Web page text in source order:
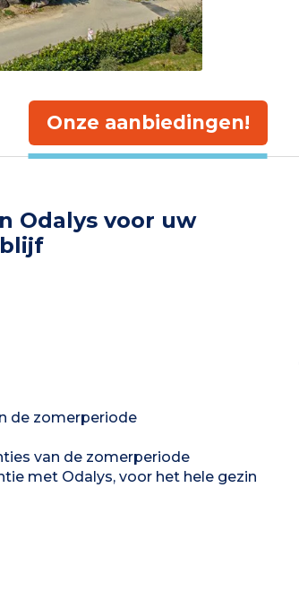
Onze aanbiedingen!
Odalys voor uw
de zomerperiode
van de zomerperiode
met Odalys, voor het hele gezin